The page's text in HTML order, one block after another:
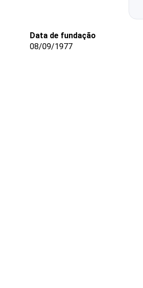
Data de fundação
08/09/1977